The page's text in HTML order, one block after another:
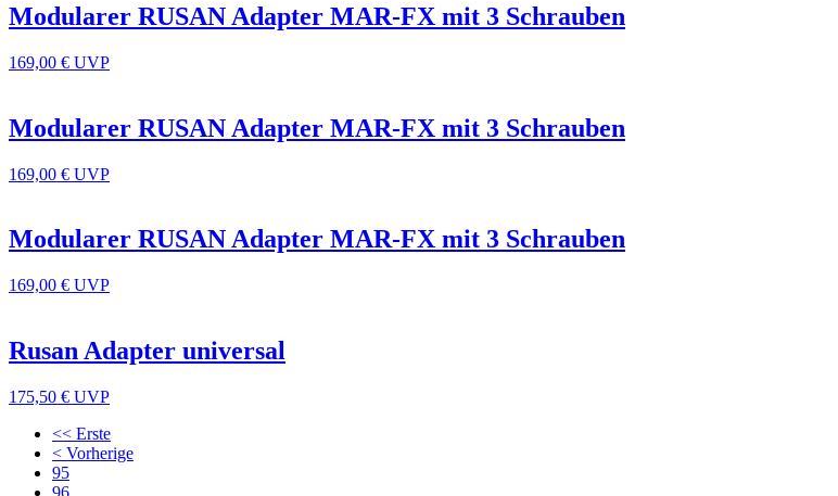
Modularer RUSAN Adapter MAR-FX mit 3 Schrauben
169,00 € UVP
Modularer RUSAN Adapter MAR-FX mit 3 Schrauben
169,00 € UVP
Modularer RUSAN Adapter MAR-FX mit 3 Schrauben
169,00 € UVP
Rusan Adapter universal
175,50 € UVP
<< Erste
< Vorherige
95